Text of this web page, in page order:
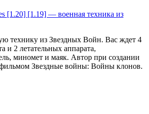
технику из Звездных Войн. Вас ждет 4
и 2 летательных аппарата,
миномет и маяк. Автор при создании
Звездные войны: Войны клонов.